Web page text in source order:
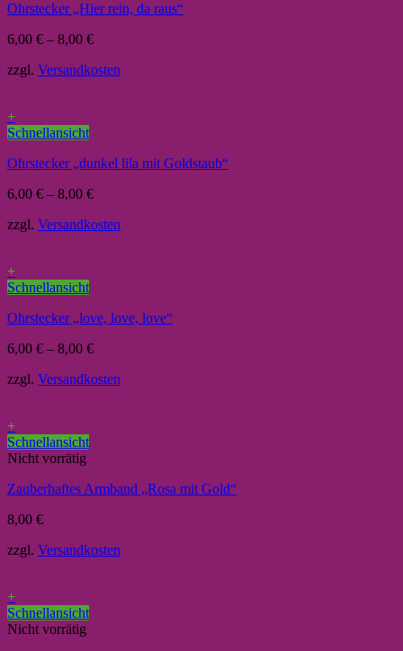
Ohrstecker „Hier rein, da raus“
6,00 € – 8,00 €
zzgl. Versandkosten
+
Schnellansicht
Ohrstecker „dunkel lila mit Goldstaub“
6,00 € – 8,00 €
zzgl. Versandkosten
+
Schnellansicht
Ohrstecker „love, love, love“
6,00 € – 8,00 €
zzgl. Versandkosten
+
Schnellansicht
Nicht vorrätig
Zauberhaftes Armband „Rosa mit Gold“
8,00 €
zzgl. Versandkosten
+
Schnellansicht
Nicht vorrätig